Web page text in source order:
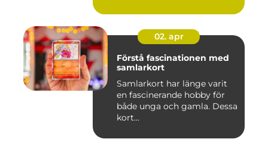
02. apr
Förstå fascinationen med
samlarkort
Samlarkort har länge varit
en fascinerande hobby för
både unga och gamla. Dessa
kort...